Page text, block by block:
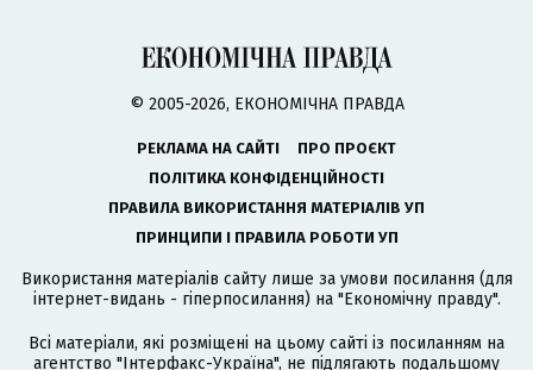
© 2005-2026, ЕКОНОМІЧНА ПРАВДА
РЕКЛАМА НА САЙТІ
ПРО ПРОЄКТ
ПОЛІТИКА КОНФІДЕНЦІЙНОСТІ
ПРАВИЛА ВИКОРИСТАННЯ МАТЕРІАЛІВ УП
ПРИНЦИПИ І ПРАВИЛА РОБОТИ УП
Використання матеріалів сайту лише за умови посилання (для
інтернет-видань - гіперпосилання) на "Економічну правду".
Всі матеріали, які розміщені на цьому сайті із посиланням на
агентство "Інтерфакс-Україна", не підлягають подальшому